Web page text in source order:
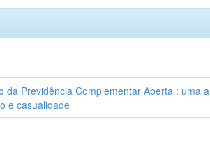
da Previdência Complementar Aberta : uma
e casualidade